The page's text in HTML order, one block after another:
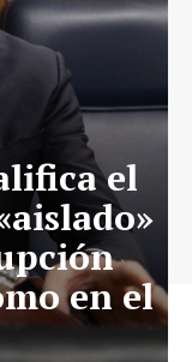
el
en el